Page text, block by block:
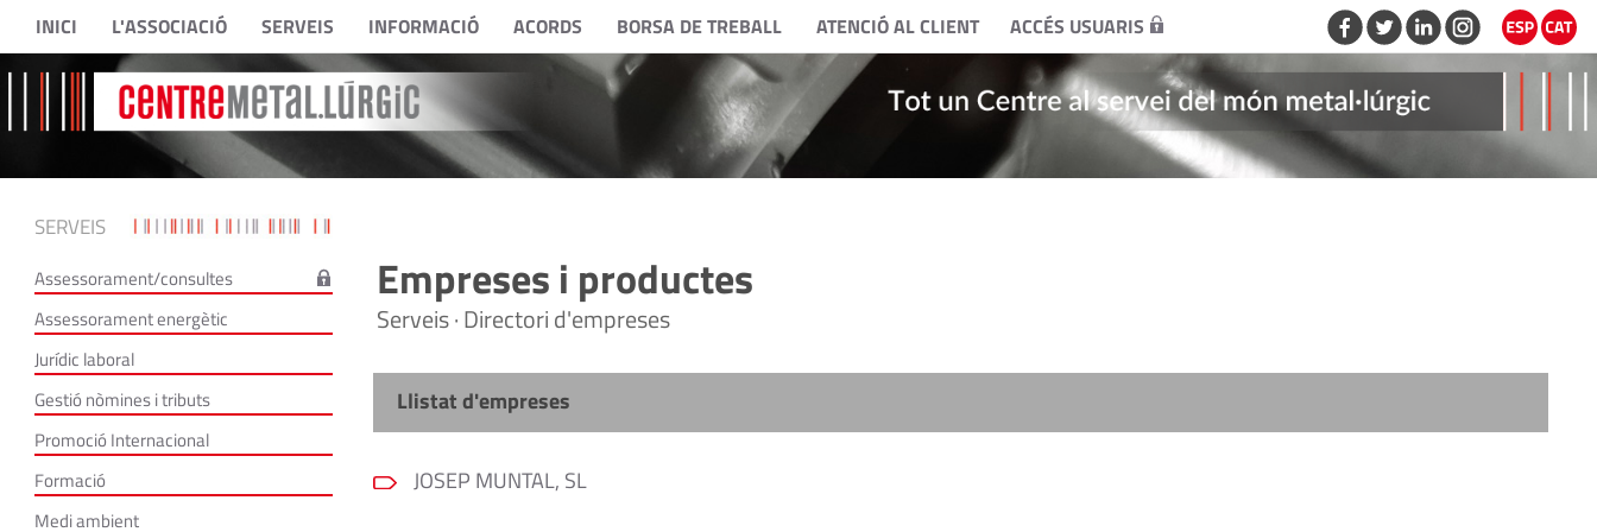
INICI L'ASSOCIACIÓ SERVEIS INFORMACIÓ ACORDS BORSA DE TREBALL ATENCIÓ AL CLIENT ACCÉS USUARIS
SERVEIS
Assessorament/consultes
Assessorament energètic
Jurídic laboral
Gestió nòmines i tributs
Promoció Internacional
Formació
Medi ambient
Empreses i productes
Serveis · Directori d'empreses
Llistat d'empreses
JOSEP MUNTAL, SL